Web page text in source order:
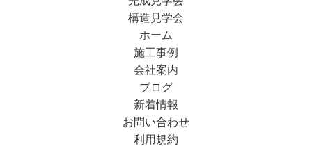
構造見学会
ホーム
施工事例
会社案内
ブログ
新着情報
お問い合わせ
利用規約